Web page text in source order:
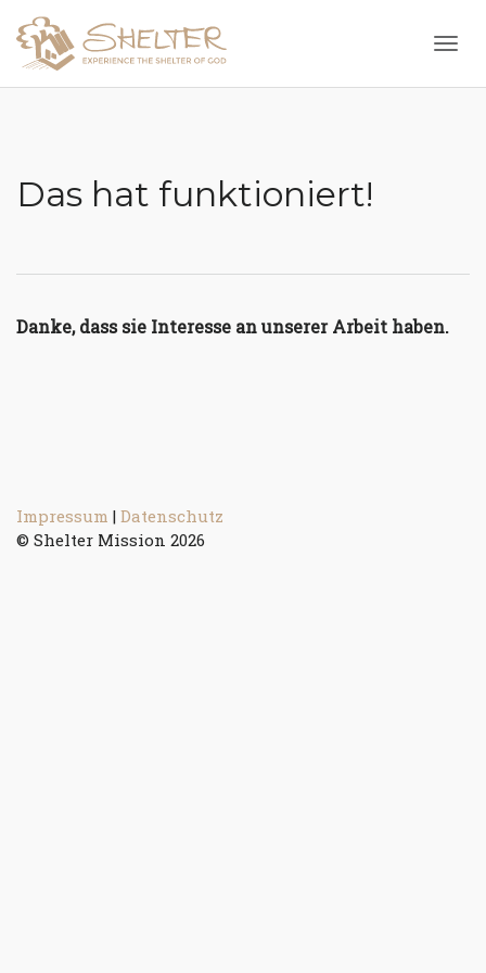
Das hat funktioniert!
Danke, dass sie Interesse an unserer Arbeit haben.
Impressum | Datenschutz
© Shelter Mission 2026